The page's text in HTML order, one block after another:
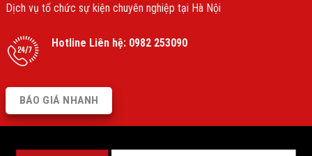
Dịch vụ tổ chức sự kiện chuyên nghiệp tại Hà Nội
Hotline Liên hệ: 0982 253090
BÁO GIÁ NHANH